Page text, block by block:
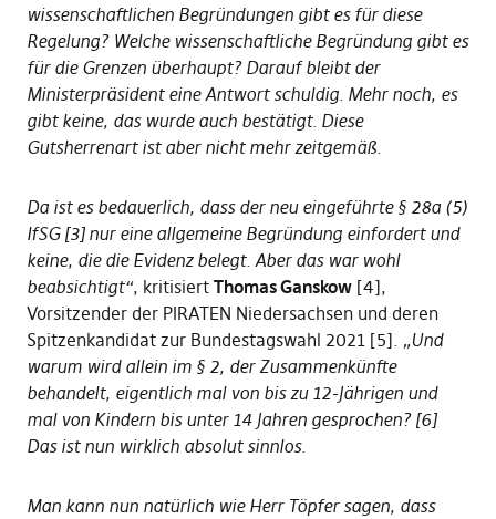
wissenschaftlichen Begründungen gibt es für diese
Regelung? Welche wissenschaftliche Begründung gibt es
für die Grenzen überhaupt? Darauf bleibt der
Ministerpräsident eine Antwort schuldig. Mehr noch, es
gibt keine, das wurde auch bestätigt. Diese
Gutsherrenart ist aber nicht mehr zeitgemäß.
Da ist es bedauerlich, dass der neu eingeführte § 28a (5)
IfSG [3] nur eine allgemeine Begründung einfordert und
keine, die die Evidenz belegt. Aber das war wohl
beabsichtigt“, kritisiert Thomas Ganskow[4],
Vorsitzender der PIRATEN Niedersachsen und deren
Spitzenkandidat zur Bundestagswahl 2021 [5]. „Und
warum wird allein im § 2, der Zusammenkünfte
behandelt, eigentlich mal von bis zu 12-Jährigen und
mal von Kindern bis unter 14 Jahren gesprochen? [6]
Das ist nun wirklich absolut sinnlos.
Man kann nun natürlich wie Herr Töpfer sagen, dass